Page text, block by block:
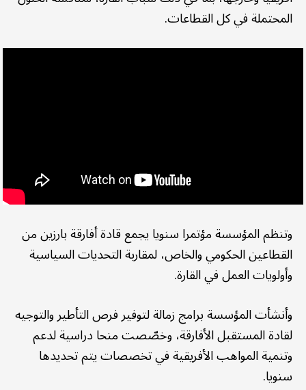
المحتملة في كل القطاعات.
وتنظم المؤسسة مؤتمرا سنويا يجمع قادة أفارقة بارزين من
القطاعين الحكومي والخاص، لمقاربة التحديات السياسية
وأولويات العمل في القارة.
وأنشأت المؤسسة برامج زمالة لتوفير فرص التأطير والتوجيه
لقادة المستقبل الأفارقة، وخصّصت منحا دراسية لدعم
وتنمية المواهب الأفريقية في تخصصات يتم تحديدها
سنويا.